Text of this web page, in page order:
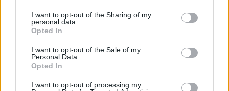
not limited to your visit or usage behaviour. You may click to
grant or deny consent to Google and its third-party tags to
use your data for below specified purposes in below Google
consent section.
I want to opt-out of the Sharing of my
personal data.
Opted In
I want to opt-out of the Sale of my
Personal Data.
Opted In
I want to opt-out of processing my
ΣΑΝ ΣΗΜΕΡΑ...ΣΤΟΝ ΠΟΝΤΟ ΚΑΙ ΑΛΛΟΥ
Εβίτα Περόν: Η ζωή, οι μύθοι και η λατρεία για την «αγία ή
πόρνη» της Αργεντινής
7/05/2024 - 12:52μμ